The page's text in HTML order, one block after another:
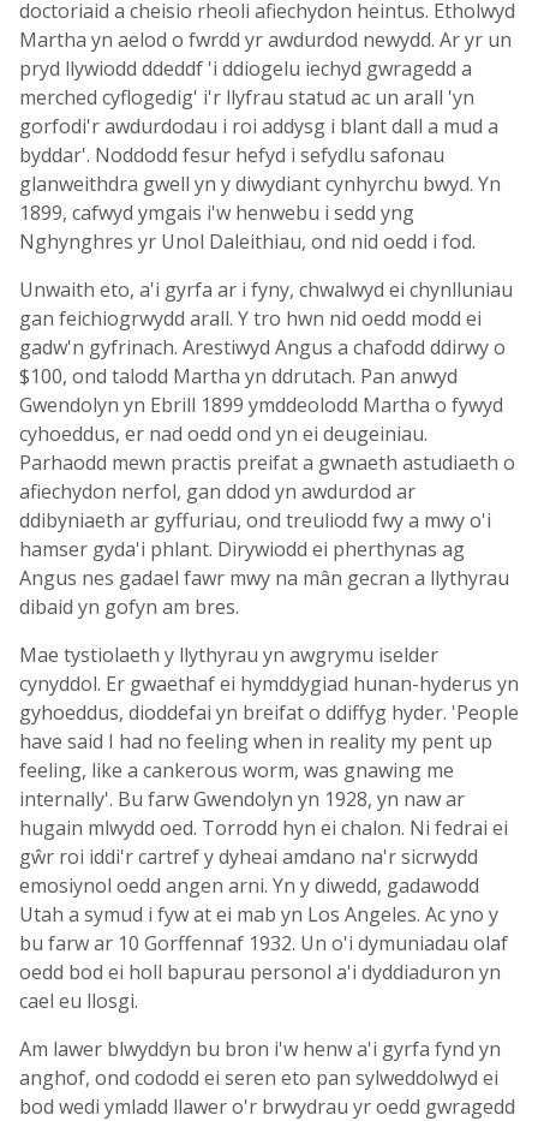
doctoriaid a cheisio rheoli afiechydon heintus. Etholwyd
Martha yn aelod o fwrdd yr awdurdod newydd. Ar yr un
pryd llywiodd ddeddf 'i ddiogelu iechyd gwragedd a
merched cyflogedig' i'r llyfrau statud ac un arall 'yn
gorfodi'r awdurdodau i roi addysg i blant dall a mud a
byddar'. Noddodd fesur hefyd i sefydlu safonau
glanweithdra gwell yn y diwydiant cynhyrchu bwyd. Yn
1899, cafwyd ymgais i'w henwebu i sedd yng
Nghynghres yr Unol Daleithiau, ond nid oedd i fod.
Unwaith eto, a'i gyrfa ar i fyny, chwalwyd ei chynlluniau
gan feichiogrwydd arall. Y tro hwn nid oedd modd ei
gadw'n gyfrinach. Arestiwyd Angus a chafodd ddirwy o
$100, ond talodd Martha yn ddrutach. Pan anwyd
Gwendolyn yn Ebrill 1899 ymddeolodd Martha o fywyd
cyhoeddus, er nad oedd ond yn ei deugeiniau.
Parhaodd mewn practis preifat a gwnaeth astudiaeth o
afiechydon nerfol, gan ddod yn awdurdod ar
ddibyniaeth ar gyffuriau, ond treuliodd fwy a mwy o'i
hamser gyda'i phlant. Dirywiodd ei pherthynas ag
Angus nes gadael fawr mwy na mân gecran a llythyrau
dibaid yn gofyn am bres.
Mae tystiolaeth y llythyrau yn awgrymu iselder
cynyddol. Er gwaethaf ei hymddygiad hunan-hyderus yn
gyhoeddus, dioddefai yn breifat o ddiffyg hyder. 'People
have said I had no feeling when in reality my pent up
feeling, like a cankerous worm, was gnawing me
internally'. Bu farw Gwendolyn yn 1928, yn naw ar
hugain mlwydd oed. Torrodd hyn ei chalon. Ni fedrai ei
gŵr roi iddi'r cartref y dyheai amdano na'r sicrwydd
emosiynol oedd angen arni. Yn y diwedd, gadawodd
Utah a symud i fyw at ei mab yn Los Angeles. Ac yno y
bu farw ar 10 Gorffennaf 1932. Un o'i dymuniadau olaf
oedd bod ei holl bapurau personol a'i dyddiaduron yn
cael eu llosgi.
Am lawer blwyddyn bu bron i'w henw a'i gyrfa fynd yn
anghof, ond cododd ei seren eto pan sylweddolwyd ei
bod wedi ymladd llawer o'r brwydrau yr oedd gwragedd